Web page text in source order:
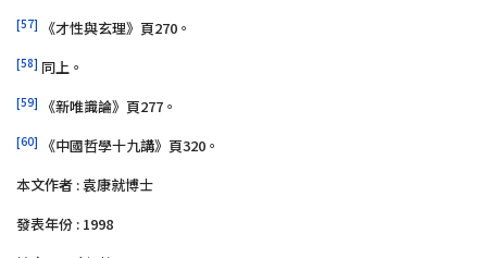
[57] 《才性與玄理》頁270。
[58] 同上。
[59] 《新唯識論》頁277。
[60]
《中國哲學十九講》頁320。
本文作者 : 袁康就博士
發表年份 : 1998